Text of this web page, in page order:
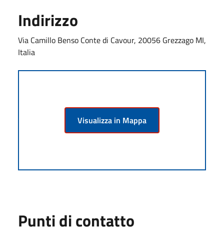
Indirizzo
Via Camillo Benso Conte di Cavour, 20056 Grezzago MI,
Italia
Visualizza in Mappa
Punti di contatto